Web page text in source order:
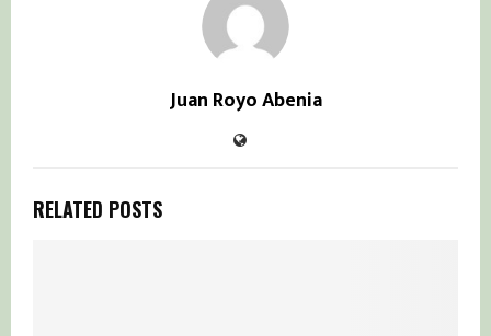
Juan Royo Abenia
RELATED POSTS